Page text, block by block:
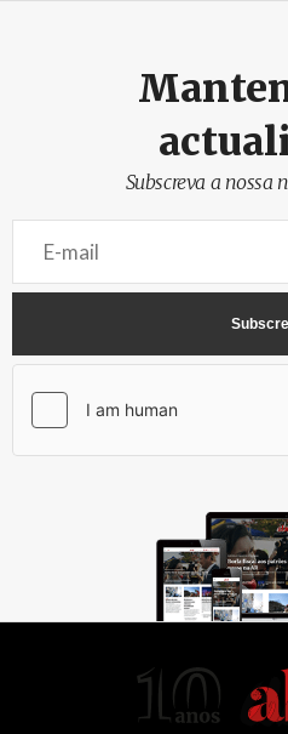
Subscreva a nossa